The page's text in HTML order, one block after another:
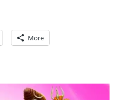
More